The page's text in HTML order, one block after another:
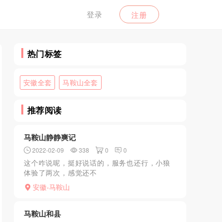
登录 注册
热门标签
安徽全套 马鞍山全套
推荐阅读
马鞍山静静爽记
2022-02-09 338 0 0
这个咋说呢，挺好说话的，服务也还行，小狼
体验了两次，感觉还不
错.....................................................
安徽-马鞍山
马鞍山和县